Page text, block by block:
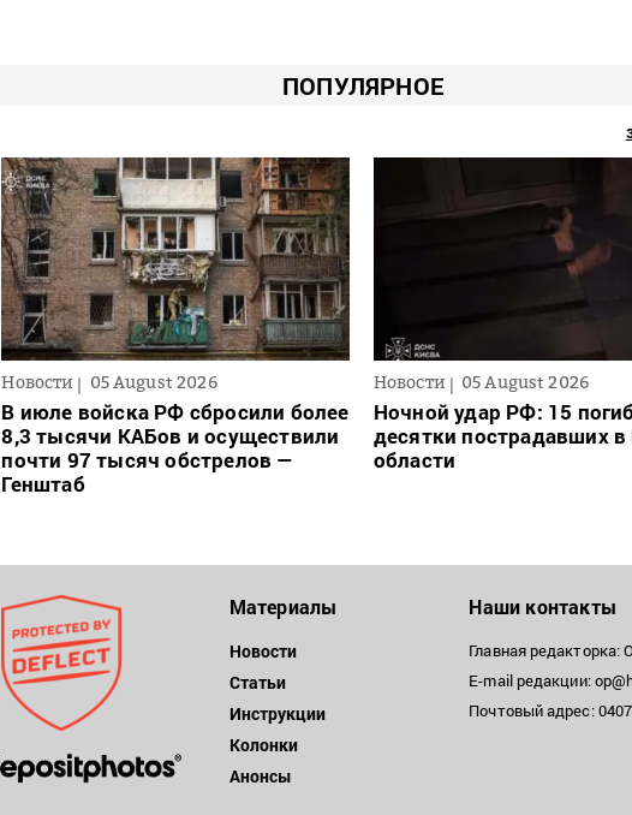
ПОПУЛЯРНОЕ
Новости 05 August 2026
В июле войска РФ сбросили более
8,3 тысячи КАБов и осуществили
почти 97 тысяч обстрелов —
Генштаб
Новости 05 August 2026
Ночной удар РФ: 15
десятки пострадавших в
области
Материалы
Новости
Статьи
Инструкции
Колонки
Анонсы
Наши контакты
Главная редакторка:
E-mail редакции:
Почтовый адрес: